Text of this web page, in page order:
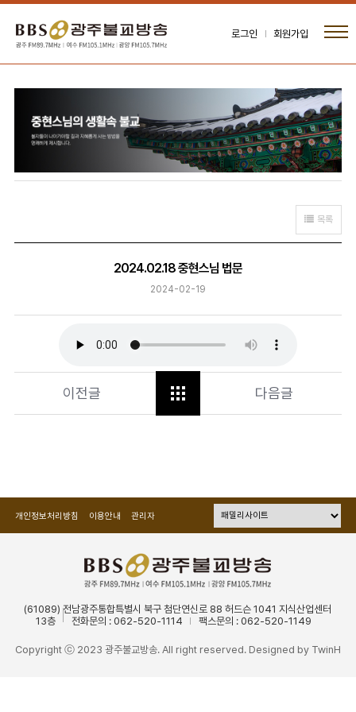
로그인 회원가입
목록
2024.02.18 중현스님 법문
2024-02-19
이전글 다음글
개인정보처리방침 이용안내 관리자
(61089) 전남광주통합특별시 북구 첨단연신로 88 허드슨 1041 지식산업센터
13층
전화문의 : 062-520-1114 팩스문의 : 062-520-1149
Copyright ⓒ 2023 광주불교방송. All right reserved. Designed by TwinH